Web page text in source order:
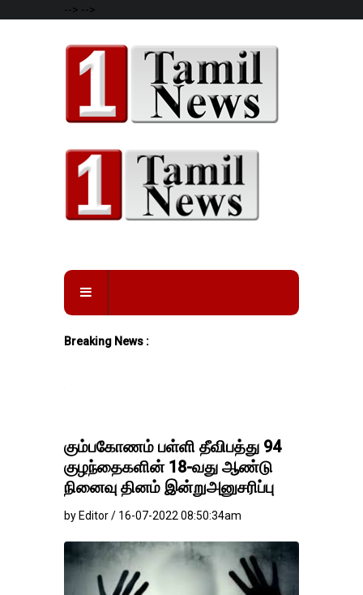
--> -->
Breaking News :
கும்பகோணம் பள்ளி தீவிபத்து 94
குழந்தைகளின் 18-வது ஆண்டு
நினைவு தினம் இன்றுஅனுசரிப்பு
by Editor / 16-07-2022 08:50:34am